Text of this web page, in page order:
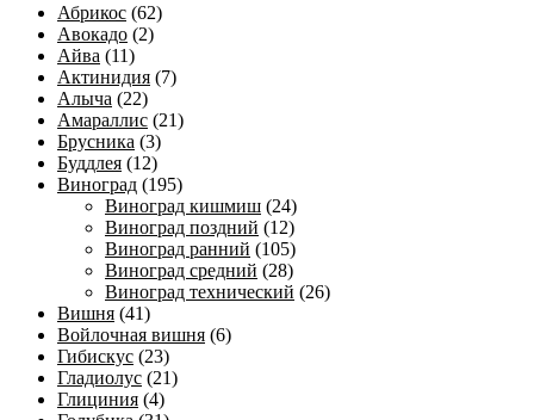
Абрикос (62)
Авокадо (2)
Айва (11)
Актинидия (7)
Алыча (22)
Амараллис (21)
Брусника (3)
Буддлея (12)
Виноград (195)
Виноград кишмиш (24)
Виноград поздний (12)
Виноград ранний (105)
Виноград средний (28)
Виноград технический (26)
Вишня (41)
Войлочная вишня (6)
Гибискус (23)
Гладиолус (21)
Глициния (4)